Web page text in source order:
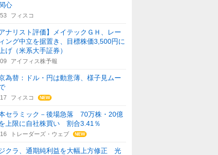
心
フィスコ
アナリスト評価】メイテックＧＨ、レー
ング中立を据置き、目標株価3,500円に
げ（米系大手証券）
アイフィス株予報
為替：ドル・円は動意薄、様子見ムー
フィスコ
セラミック－後場急落 70万株・20億
上限に自社株買い 割合3.41％
トレーダーズ・ウェブ
クラ、通期純利益を大幅上方修正 光